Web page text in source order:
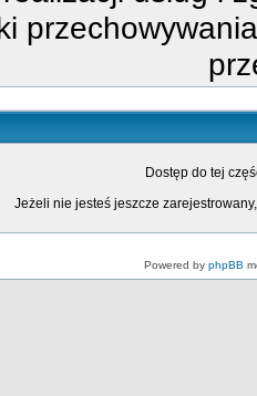
Dostęp do tej
Jeżeli nie jesteś jeszcze
Powered by phpBB